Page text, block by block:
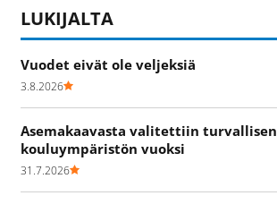
LUKIJALTA
Vuodet eivät ole veljeksiä
3.8.2026
Asemakaavasta valitettiin turvallisen
kouluympäristön vuoksi
31.7.2026